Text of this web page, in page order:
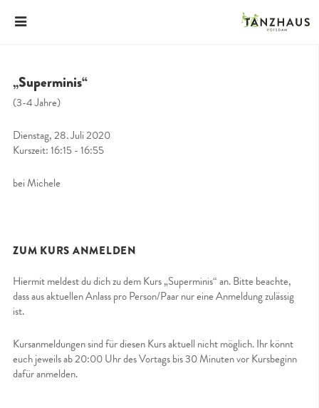
„Superminis“
(3-4 Jahre)
Dienstag, 28. Juli 2020
Kurszeit: 16:15 - 16:55
bei Michele
ZUM KURS ANMELDEN
Hiermit meldest du dich zu dem Kurs „Superminis“ an. Bitte beachte,
dass aus aktuellen Anlass pro Person/Paar nur eine Anmeldung zulässig
ist.
Kursanmeldungen sind für diesen Kurs aktuell nicht möglich. Ihr könnt
euch jeweils ab 20:00 Uhr des Vortags bis 30 Minuten vor Kursbeginn
dafür anmelden.